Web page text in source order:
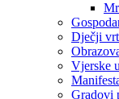
Dječji
Vjerske
Gradovi